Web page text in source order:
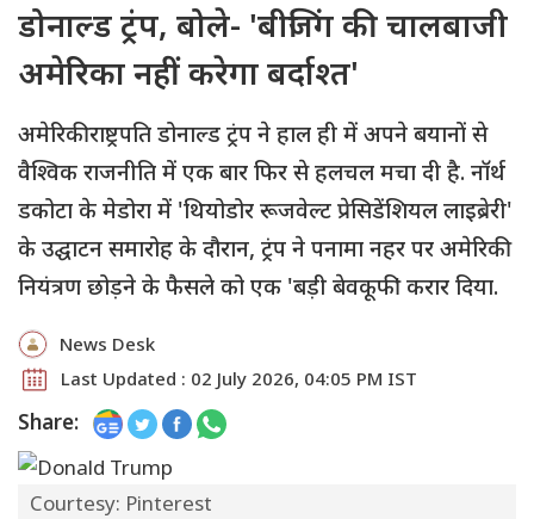
डोनाल्ड ट्रंप, बोले- 'बीजिंग की चालबाजी
अमेरिका नहीं करेगा बर्दाश्त'
अमेरिकी राष्ट्रपति डोनाल्ड ट्रंप ने हाल ही में अपने बयानों से
वैश्विक राजनीति में एक बार फिर से हलचल मचा दी है. नॉर्थ
डकोटा के मेडोरा में 'थियोडोर रूजवेल्ट प्रेसिडेंशियल लाइब्रेरी'
के उद्घाटन समारोह के दौरान, ट्रंप ने पनामा नहर पर अमेरिकी
नियंत्रण छोड़ने के फैसले को एक 'बड़ी बेवकूफी' करार दिया.
News Desk
Last Updated : 02 July 2026, 04:05 PM IST
Share:
Courtesy: Pinterest